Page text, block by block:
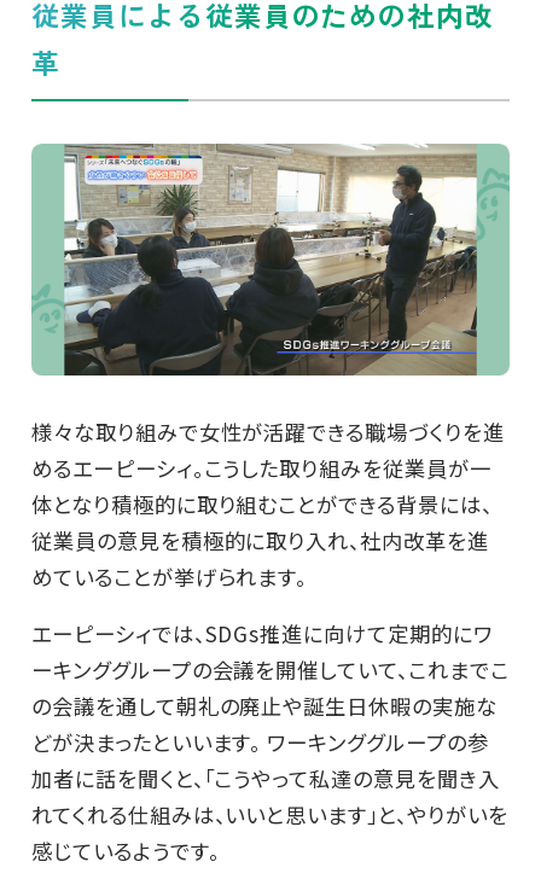
従業員による従業員のための社内改
革
様々な取り組みで女性が活躍できる職場づくりを進
めるエーピーシィ。こうした取り組みを従業員が一
体となり積極的に取り組むことができる背景には、
従業員の意見を積極的に取り入れ、社内改革を進
めていることが挙げられます。
エーピーシィでは、SDGs推進に向けて定期的にワ
ーキンググループの会議を開催していて、これまでこ
の会議を通して朝礼の廃止や誕生日休暇の実施な
どが決まったといいます。 ワーキンググループの参
加者に話を聞くと、「こうやって私達の意見を聞き入
れてくれる仕組みは、いいと思います」と、やりがいを
感じているようです。